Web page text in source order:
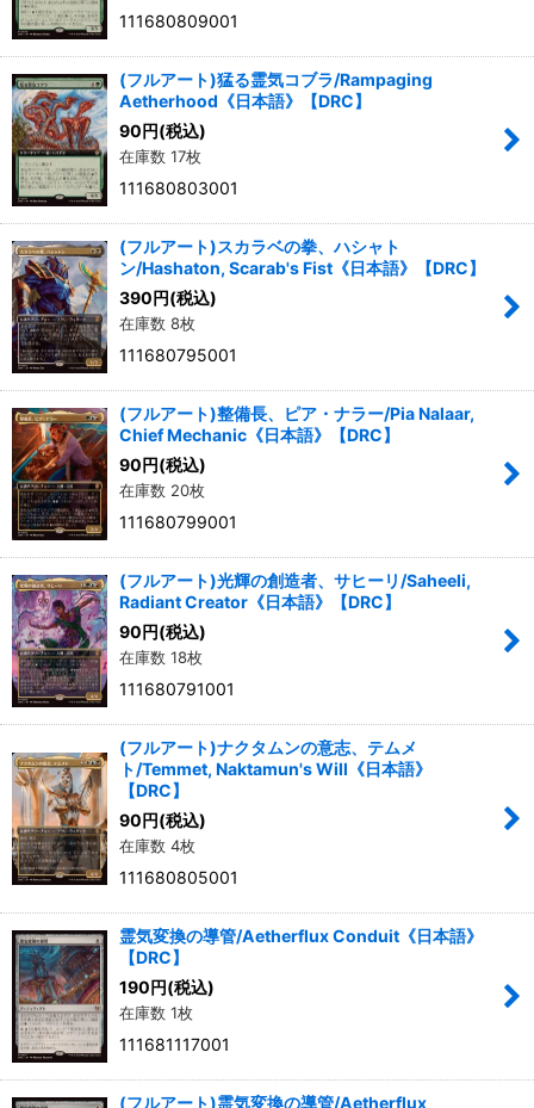
111680809001
(フルアート)猛る霊気コブラ/Rampaging
Aetherhood《日本語》【DRC】
90円(税込)
在庫数 17枚
111680803001
(フルアート)スカラベの拳、ハシャト
ン/Hashaton, Scarab's Fist《日本語》【DRC】
390円(税込)
在庫数 8枚
111680795001
(フルアート)整備長、ピア・ナラー/Pia Nalaar,
Chief Mechanic《日本語》【DRC】
90円(税込)
在庫数 20枚
111680799001
(フルアート)光輝の創造者、サヒーリ/Saheeli,
Radiant Creator《日本語》【DRC】
90円(税込)
在庫数 18枚
111680791001
(フルアート)ナクタムンの意志、テムメ
ト/Temmet, Naktamun's Will《日本語》
【DRC】
90円(税込)
在庫数 4枚
111680805001
霊気変換の導管/Aetherflux Conduit《日本語》
【DRC】
190円(税込)
在庫数 1枚
111681117001
(フルアート)霊気変換の導管/Aetherflux